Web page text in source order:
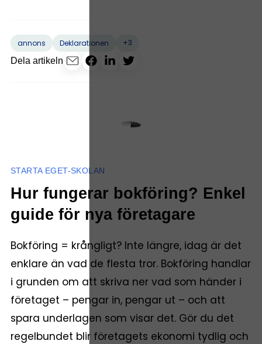
annons Deklarationen
+3
Dela artikeln
STARTA EGET-SKOLAN
Hur fungerar bokföring? Enkel
guide för nya företagare
Bokföring = krångligt? Inte längre, idag är det
enklare än vad de flesta tror. Bokföring handlar
i grunden om att skriva ner vad som händer i
företaget – pengar in, pengar ut – och att
spara underlagen som visar det. Gör du det
regelbundet blir företagets ekonomi tydlig och